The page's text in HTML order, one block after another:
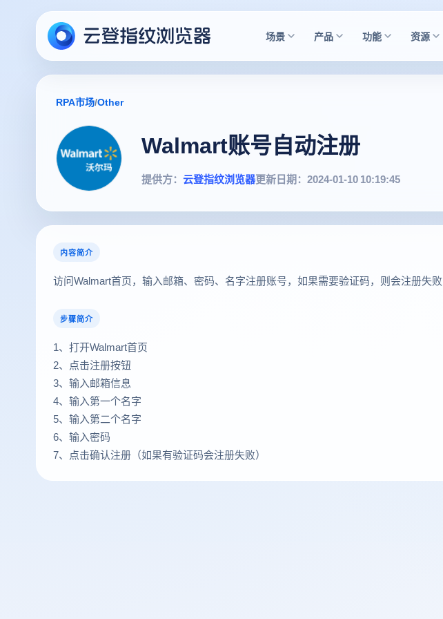
场景 产品 功能 资源
RPA市场/Other
Walmart账号自动注册
提供方： 云登指纹浏览器更新日期： 2024-01-10 10:19:45
内容简介
访问Walmart首页，输入邮箱、密码、名字注册账号，如果需要验证码，则会注册失败
步骤简介
1、打开Walmart首页
2、点击注册按钮
3、输入邮箱信息
4、输入第一个名字
5、输入第二个名字
6、输入密码
7、点击确认注册（如果有验证码会注册失败）